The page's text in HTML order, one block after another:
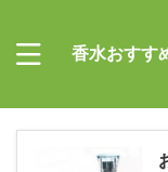
香水おすす